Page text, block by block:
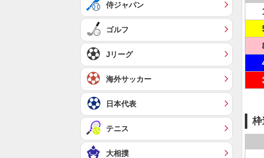
枠
侍ジャパン
ゴルフ
Jリーグ
海外サッカー
日本代表
テニス
大相撲